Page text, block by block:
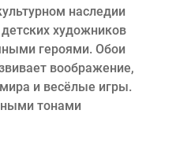
наследии
художников
героями. Обои
воображение,
и весёлые игры.
тонами